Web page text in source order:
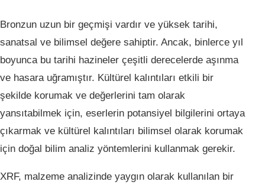
Bronzun uzun bir geçmişi vardır ve yüksek tarihi,
sanatsal ve bilimsel değere sahiptir. Ancak, binlerce yıl
boyunca bu tarihi hazineler çeşitli derecelerde aşınma
ve hasara uğramıştır. Kültürel kalıntıları etkili bir
şekilde korumak ve değerlerini tam olarak
yansıtabilmek için, eserlerin potansiyel bilgilerini ortaya
çıkarmak ve kültürel kalıntıları bilimsel olarak korumak
için doğal bilim analiz yöntemlerini kullanmak gerekir.
XRF, malzeme analizinde yaygın olarak kullanılan bir